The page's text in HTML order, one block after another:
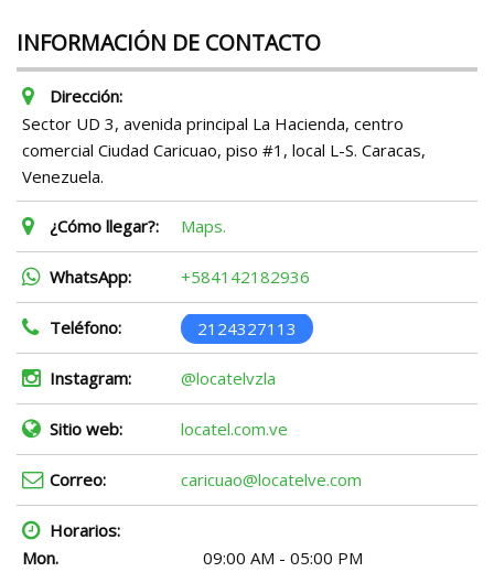
INFORMACIÓN DE CONTACTO
Dirección:
Sector UD 3, avenida principal La Hacienda, centro
comercial Ciudad Caricuao, piso #1, local L-S. Caracas,
Venezuela.
¿Cómo llegar?: Maps.
WhatsApp: +584142182936
Teléfono: 2124327113
Instagram: @locatelvzla
Sitio web: locatel.com.ve
Correo: caricuao@locatelve.com
Horarios:
Mon.
09:00 AM - 05:00 PM